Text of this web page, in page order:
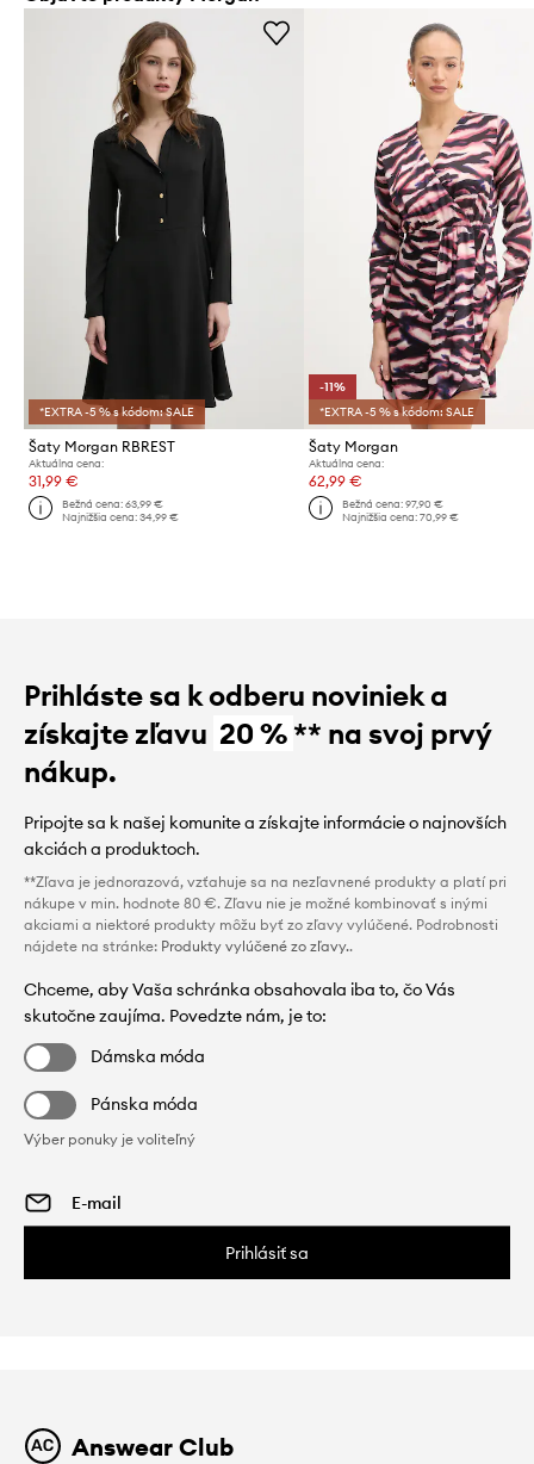
*EXTRA -5 % s kódom: SALE
Šaty Morgan RBREST
Aktuálna cena:
31,99 €
Bežná cena:63,99 €
Najnižšia cena:34,99 €
-11%
*EXTRA -5 % s kódom: SALE
Šaty Morgan
Aktuálna cena:
62,99 €
Bežná cena: 97,90 €
Najnižšia cena: 70,99 €
Prihláste sa k odberu noviniek a
získajte zľavu 20 %** na svoj prvý
nákup.
Pripojte sa k našej komunite a získajte informácie o najnovších
akciách a produktoch.
**Zľava je jednorazová, vzťahuje sa na nezľavnené produkty a platí pri
nákupe v min. hodnote 80 €. Zľavu nie je možné kombinovať s inými
akciami a niektoré produkty môžu byť zo zľavy vylúčené. Podrobnosti
nájdete na stránke: Produkty vylúčené zo zľavy..
Chceme, aby Vaša schránka obsahovala iba to, čo Vás
skutočne zaujíma. Povedzte nám, je to:
Dámska móda
Pánska móda
Výber ponuky je voliteľný
Prihlásiť sa
Answear Club